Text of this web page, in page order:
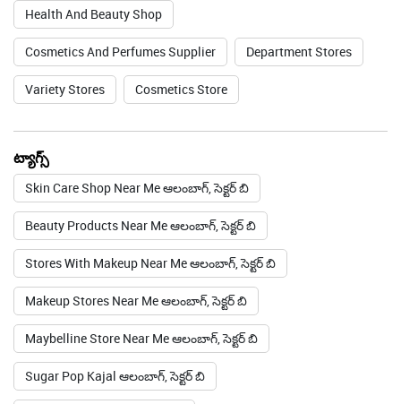
Health And Beauty Shop
Cosmetics And Perfumes Supplier Department Stores
Variety Stores Cosmetics Store
ట్యాగ్స్
Skin Care Shop Near Me ఆలంబాగ్, సెక్టర్ బి
Beauty Products Near Me ఆలంబాగ్, సెక్టర్ బి
Stores With Makeup Near Me ఆలంబాగ్, సెక్టర్ బి
Makeup Stores Near Me ఆలంబాగ్, సెక్టర్ బి
Maybelline Store Near Me ఆలంబాగ్, సెక్టర్ బి
Sugar Pop Kajal ఆలంబాగ్, సెక్టర్ బి